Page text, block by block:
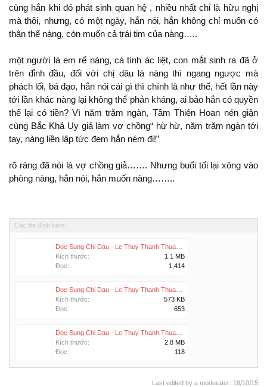
cùng
khi đó phát sinh quan hệ , nhiều nhất chỉ là hữu nghị
mà thôi, nhưng, có
ngày, ,
chỉ muốn có
thân thể nàng, còn muốn cả trái tim của nàng…..
người là em rể nàng, cá tính ác liệt, con mắt sinh ra
ở
đỉnh đầu, đối với chị dâu là nàng
ngang ngược mà
phách lối, bá đạo,
cái gì
chính là như thế, hết lần này
tới lần khác nàng lại
thể phản kháng, ai bảo
có quyền
thế lại có tiền? Vì năm trăm ngàn, Tầm Thiên Hoan nén giận
cùng Bắc Khả Uy giả làm vợ chồng“ hừ hừ, năm trăm ngàn tới
tay, nàng liền lập tức đem
ném !”
ràng
là vợ chồng giả……. Nhưng buổi tối lại xông vào
phòng nàng,
, muốn nàng……..
Các file đính kèm:
Kích thước:
1.1 MB
Đọc:
1,414
Kích thước:
573 KB
Đọc:
653
Kích thước:
2.8 MB
Đọc:
118
Last edited by a moderator: 18/10/15